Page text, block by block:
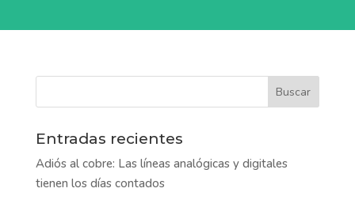
Entradas recientes
Adiós al cobre: Las líneas analógicas y digitales
tienen los días contados